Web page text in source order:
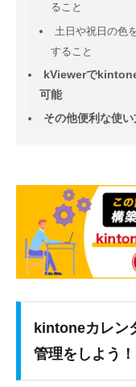
ること
土日や祝日の色
すること
kViewerで
可能
その他便利な使
kintoneカレン
管理をしよう！